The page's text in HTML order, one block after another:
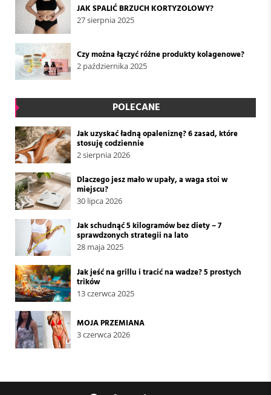
JAK SPALIĆ BRZUCH KORTYZOLOWY?
27 sierpnia 2025
Czy można łączyć różne produkty kolagenowe?
2 października 2025
POLECANE
Jak uzyskać ładną opaleniznę? 6 zasad, które
stosuję codziennie
2 sierpnia 2026
Dlaczego jesz mało w upały, a waga stoi w
miejscu?
30 lipca 2026
Jak schudnąć 5 kilogramów bez diety – 7
sprawdzonych strategii na lato
28 maja 2025
Jak jeść na grillu i tracić na wadze? 5 prostych
trików
13 czerwca 2025
MOJA PRZEMIANA
3 czerwca 2026